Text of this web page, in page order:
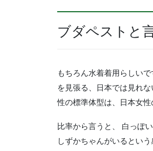
ブダペストと
もちろん水着着用らしい
を見張る、日本では見れ
性の標準体型は、日本女性
比率から言うと、 白っぽ
しずかちゃんがいるとい